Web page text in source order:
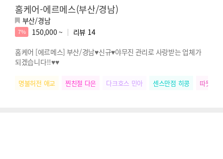
홈케어-에르메스(부산/경남)
부산/경남
7% 150,000 ~ 리뷰 14
홈케어 [에르메스] 부산/경남♥신규♥야무진 관리로 사랑받는 업체가
되겠습니다!!♥♥
명불허전 애교 찐친절 다은 다크호스 민아 센스만점 히콩 따뜻한